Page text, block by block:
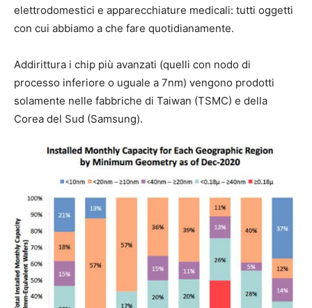
elettrodomestici e apparecchiature medicali: tutti oggetti
con cui abbiamo a che fare quotidianamente.
Addirittura i chip più avanzati (quelli con nodo di
processo inferiore o uguale a 7nm) vengono prodotti
solamente nelle fabbriche di Taiwan (TSMC) e della
Corea del Sud (Samsung).